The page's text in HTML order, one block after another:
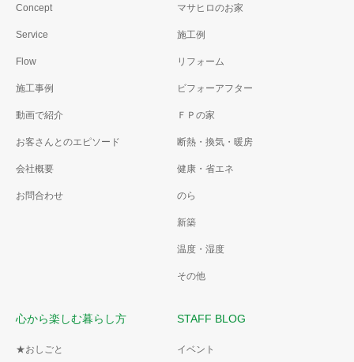
Concept
Service
Flow
施工事例
動画で紹介
お客さんとのエピソード
会社概要
お問合わせ
マサヒロのお家
施工例
リフォーム
ビフォーアフター
ＦＰの家
断熱・換気・暖房
健康・省エネ
のら
新築
温度・湿度
その他
心から楽しむ暮らし方
★おしごと
STAFF BLOG
イベント